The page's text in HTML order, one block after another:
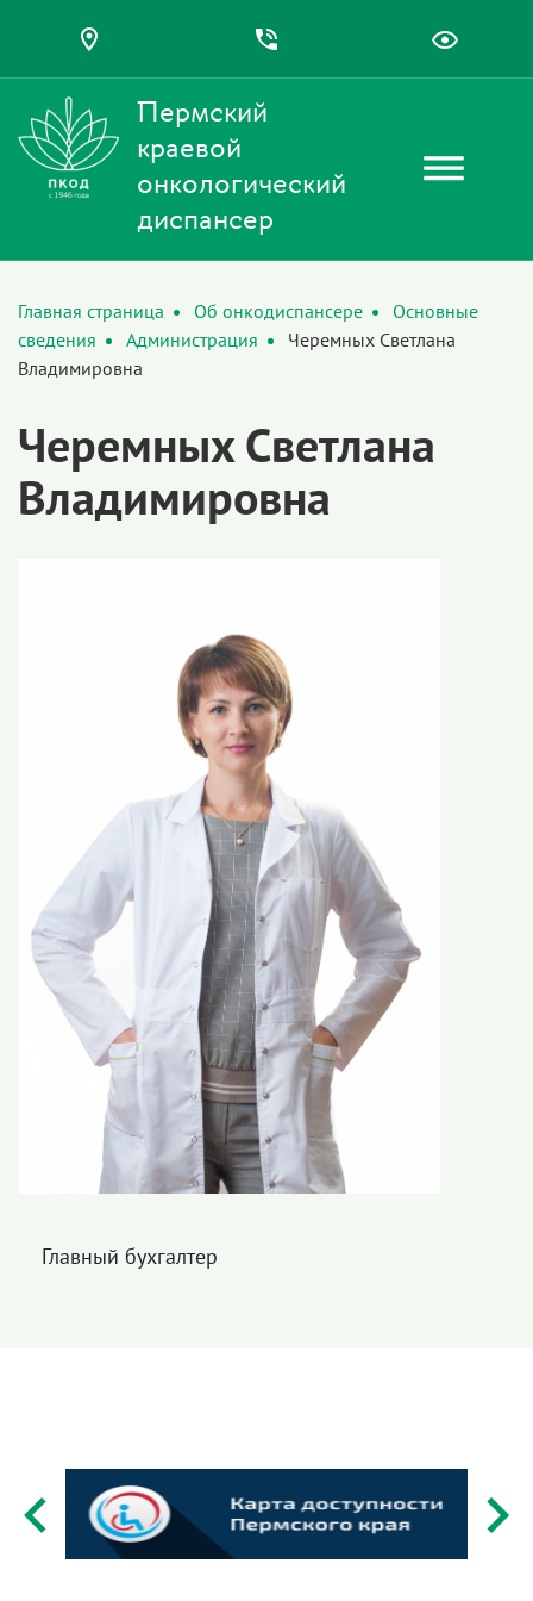
Пермский
краевой
онкологический
диспансер
Главная страница Об онкодиспансере
Основные
сведения
Администрация
Черемных Светлана
Владимировна
Черемных Светлана
Владимировна
Главный бухгалтер